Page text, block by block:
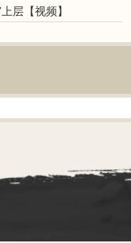
层【视频】